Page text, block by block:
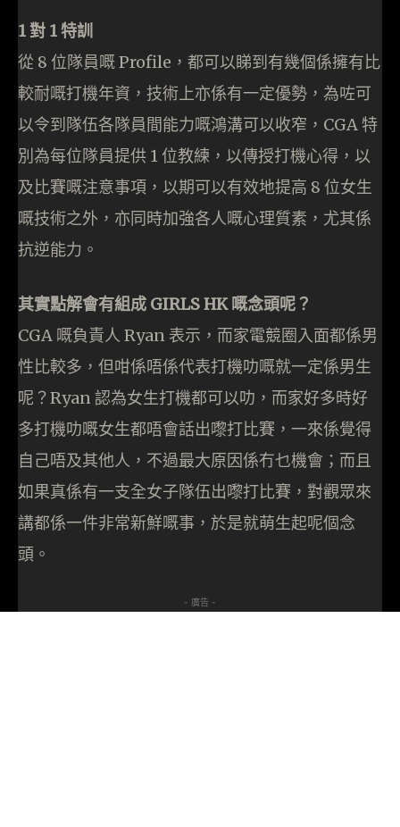
1 對 1 特訓
從 8 位隊員嘅 Profile，都可以睇到有幾個係擁有比
較耐嘅打機年資，技術上亦係有一定優勢，為咗可
以令到隊伍各隊員間能力嘅鴻溝可以收窄，CGA 特
別為每位隊員提供 1 位教練，以傳授打機心得，以
及比賽嘅注意事項，以期可以有效地提高 8 位女生
嘅技術之外，亦同時加強各人嘅心理質素，尤其係
抗逆能力。
其實點解會有組成 GIRLS HK 嘅念頭呢？
CGA 嘅負責人 Ryan 表示，而家電競圈入面都係男
性比較多，但咁係唔係代表打機叻嘅就一定係男生
呢？Ryan 認為女生打機都可以叻，而家好多時好
多打機叻嘅女生都唔會話出嚟打比賽，一來係覺得
自己唔及其他人，不過最大原因係冇乜機會；而且
如果真係有一支全女子隊伍出嚟打比賽，對觀眾來
講都係一件非常新鮮嘅事，於是就萌生起呢個念
頭。
- 廣告 -